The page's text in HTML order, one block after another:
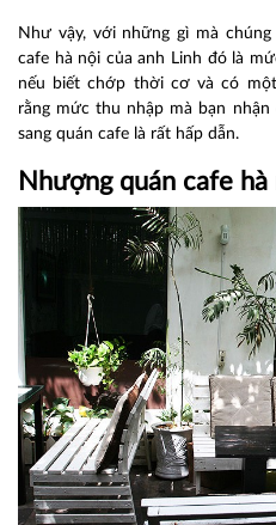
Như vậy, với những gì mà
cafe hà nội của anh Linh đó là
nếu biết chớp thời cơ và có
rằng mức thu nhập mà bạn
sang quán cafe là rất hấp dẫn.
Nhượng quán cafe hà